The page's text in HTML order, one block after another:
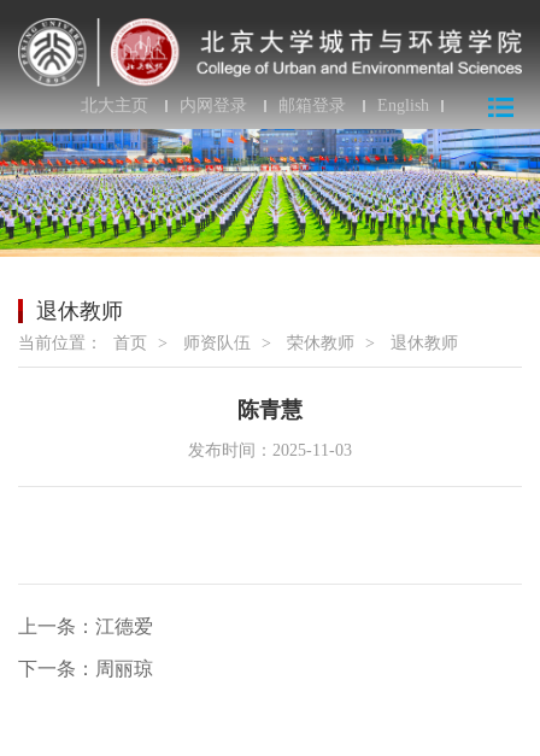
北大主页 内网登录 邮箱登录 English
退休教师
当前位置： 首页 > 师资队伍 > 荣休教师 > 退休教师
陈青慧
发布时间：2025-11-03
上一条：江德爱
下一条：周丽琼